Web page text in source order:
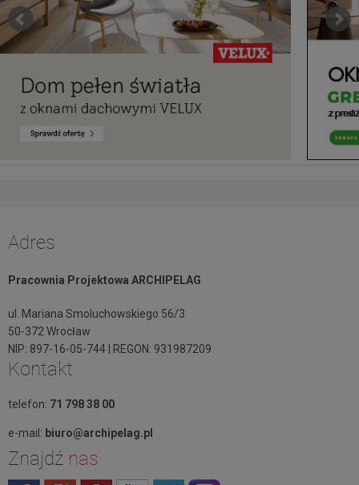
Adres
Pracownia Projektowa ARCHIPELAG
ul. Mariana Smoluchowskiego 56/3
50-372 Wrocław
NIP: 897-16-05-744 | REGON: 931987209
Kontakt
telefon: 71 798 38 00
e-mail: biuro@archipelag.pl
Znajdź nas